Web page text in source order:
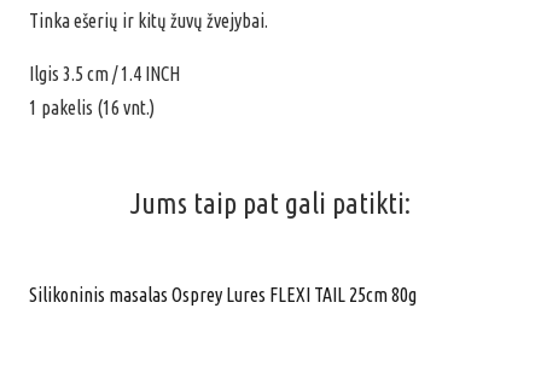
Tinka ešerių ir kitų žuvų žvejybai.
Ilgis 3.5 cm / 1.4 INCH
1 pakelis (16 vnt.)
Jums taip pat gali patikti:
Silikoninis masalas Osprey Lures FLEXI TAIL 25cm 80g